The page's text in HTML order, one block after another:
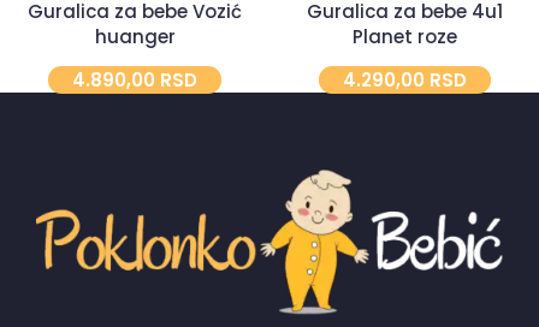
Guralica za bebe Vozić
huanger
4.890,00 RSD
Guralica za bebe 4u1
Planet roze
4.290,00 RSD